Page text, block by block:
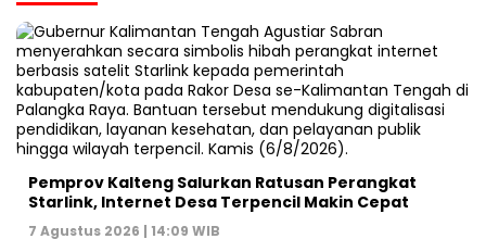
Pemprov Kalteng Salurkan Ratusan Perangkat
Starlink, Internet Desa Terpencil Makin Cepat
7 Agustus 2026 | 14:09 WIB